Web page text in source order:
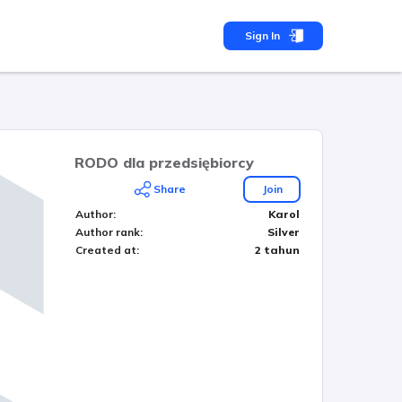
Sign In
RODO dla przedsiębiorcy
Share
Join
Author:
Karol
Author rank:
Silver
Created at: 2 tahun